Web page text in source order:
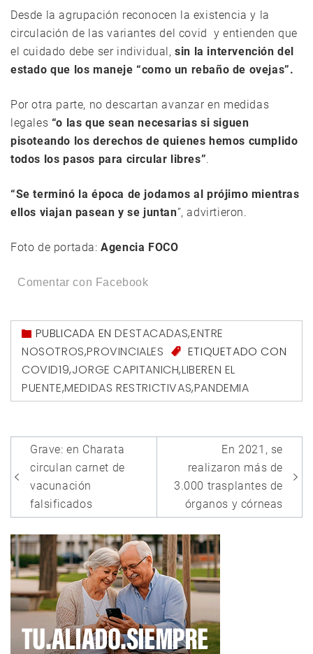
Desde la agrupación reconocen la existencia y la
circulación de las variantes del covid y entienden que
el cuidado debe ser individual,sin la intervención del
estado que los maneje “como un rebaño de ovejas”.
Por otra parte, no descartan avanzar en medidas
legales “o las que sean necesarias si siguen
pisoteando los derechos de quienes hemos cumplido
todos los pasos para circular libres”.
“Se terminó la época de jodamos al prójimo mientras
ellos viajan pasean y se juntan”, advirtieron.
Foto de portada:Agencia FOCO
Comentar con Facebook
PUBLICADA ENDESTACADAS,ENTRE
NOSOTROS,PROVINCIALES
ETIQUETADO CON
COVID19,JORGE CAPITANICH,LIBEREN EL
PUENTE,MEDIDAS RESTRICTIVAS,PANDEMIA
Navegación
de
entradas
Grave: en Charata
circulan carnet de
vacunación
falsificados
En 2021, se
realizaron más de
3.000 trasplantes de
órganos y córneas